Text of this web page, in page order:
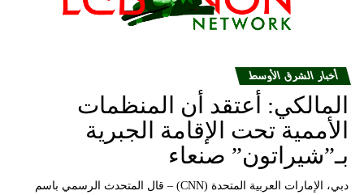
أخبار الشرق الأوسط
المالكي: أعتقد أن المنظمات
الأممية تحت الإقامة الجبرية
بـ”شيراتون” صنعاء
دبي، الإمارات العربية المتحدة (CNN) – قال المتحدث الرسمي باسم